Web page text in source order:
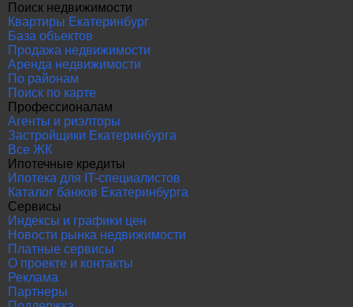
Поиск недвижимости
Квартиры Екатеринбург
База объектов
Продажа недвижимости
Аренда недвижимости
По районам
Поиск по карте
Профессионалам
Агенты и риэлторы
Застройщики Екатеринбурга
Все ЖК
Ипотечные кредиты
Ипотека для IT-специалистов
Каталог банков Екатеринбурга
Сервисы
Индексы и графики цен
Новости рынка недвижимости
Платные сервисы
О проекте и контакты
Реклама
Партнеры